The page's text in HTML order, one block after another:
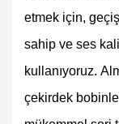
etmek için,
sahip ve ses
kullanıyoruz.
çekirdek